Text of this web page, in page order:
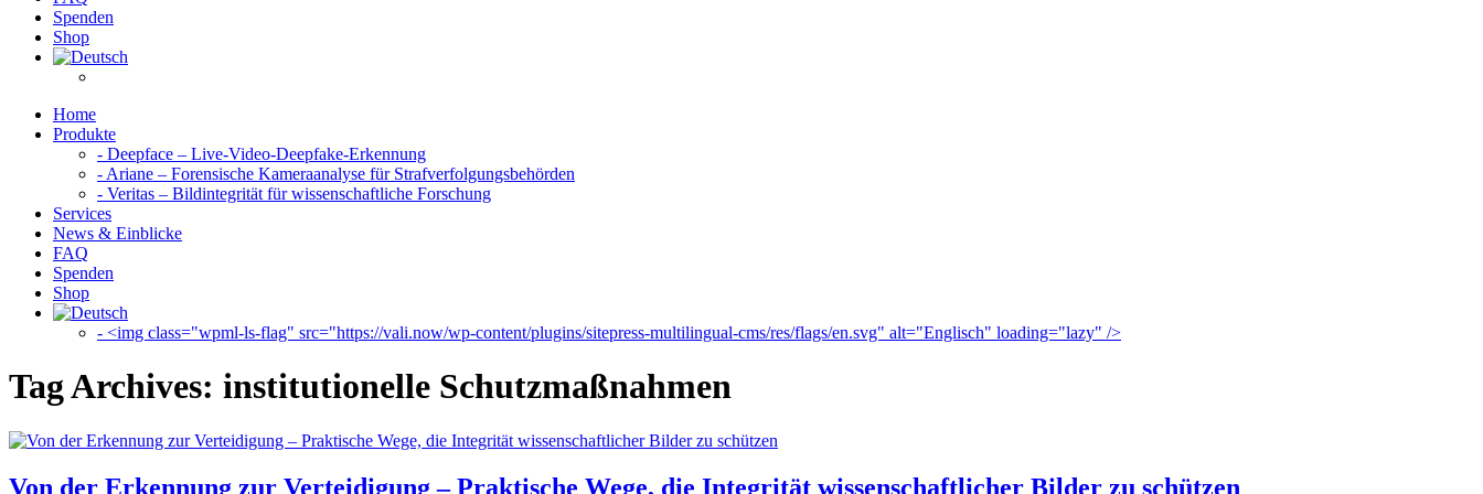
Spenden
Shop
Home
Produkte
- Deepface – Live-Video-Deepfake-Erkennung
- Ariane – Forensische Kameraanalyse für Strafverfolgungsbehörden
- Veritas – Bildintegrität für wissenschaftliche Forschung
Services
News & Einblicke
FAQ
Spenden
Shop
- <img class="wpml-ls-flag" src="https://vali.now/wp-content/plugins/sitepress-multilingual-cms/res/flags/en.svg" alt="Englisch" loading="lazy" />
Tag Archives: institutionelle Schutzmaßnahmen
Von der Erkennung zur Verteidigung – Praktische Wege, die Integrität wissenschaftlicher Bilder zu schützen